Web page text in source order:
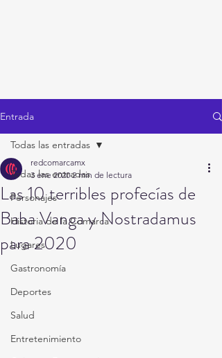
Entrada
Todas las entradas
Personajes
Historia de la Comarca
Lugares
Gastronomía
Deportes
Salud
Entretenimiento
Todas las entradas
Las 10 terribles profecías de
Baba Vanga y Nostradamus
para 2020
redcomarcamx
3 ene 2020 2 min de lectura